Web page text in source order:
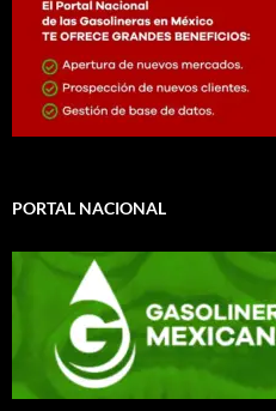
PORTAL NACIONAL